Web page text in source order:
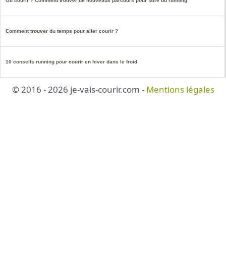
Comment trouver du temps pour aller courir ?
10 conseils running pour courir en hiver dans le froid
© 2016 - 2026 je-vais-courir.com - Mentions légales